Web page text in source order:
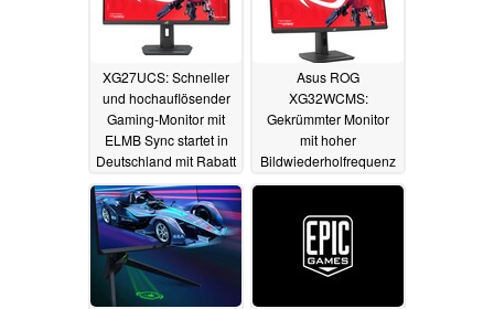
XG27UCS: Schneller
und hochauflösender
Gaming-Monitor mit
ELMB Sync startet in
Deutschland mit Rabatt
15.05.2024
Asus ROG
XG32WCMS:
Gekrümmter Monitor
mit hoher
Bildwiederholfrequenz
und ELMB08.05.2024